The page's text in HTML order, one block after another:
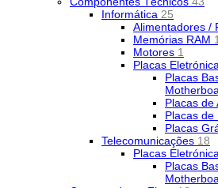
Informática 25
Alimentadores /
Memórias RAM
Motores 1
Placas
Placas
Placas de
Placas de
Placas
Telecomunicações 18
Placas
Placas